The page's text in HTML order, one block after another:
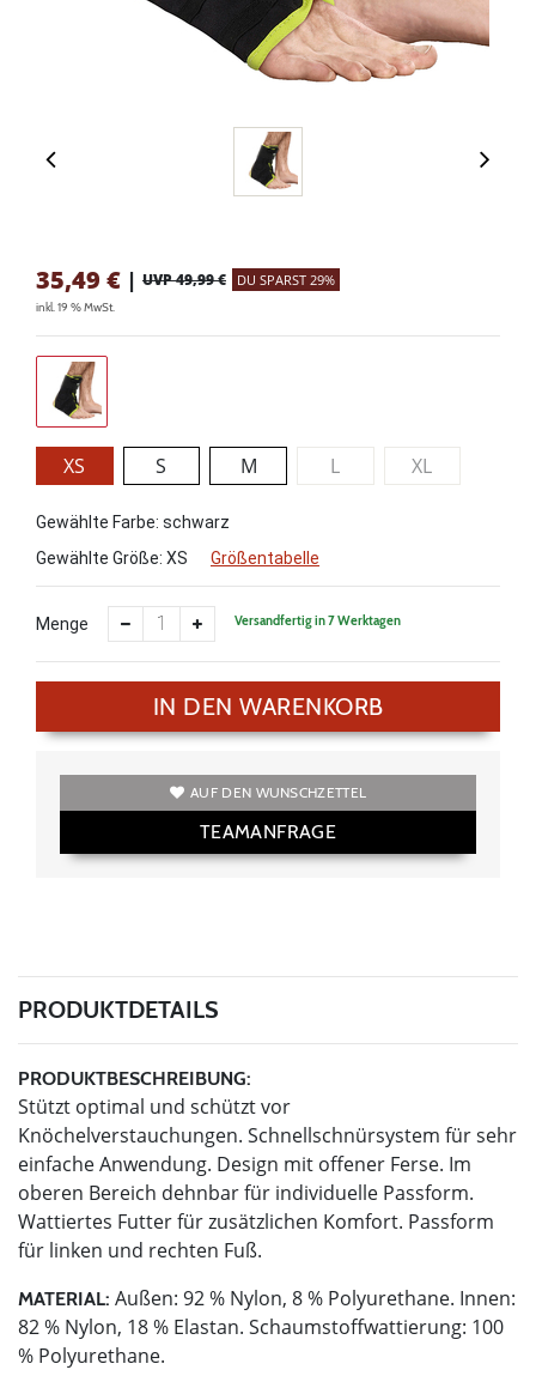
35,49 € | UVP 49,99 € DU SPARST 29%
inkl. 19 % MwSt.
XS S M L XL
Gewählte Farbe: schwarz
Gewählte Größe: XS Größentabelle
Menge Versandfertig in 7 Werktagen
IN DEN WARENKORB
AUF DEN WUNSCHZETTEL
TEAMANFRAGE
PRODUKTDETAILS
PRODUKTBESCHREIBUNG:
Stützt optimal und schützt vor
Knöchelverstauchungen. Schnellschnürsystem für sehr
einfache Anwendung. Design mit offener Ferse. Im
oberen Bereich dehnbar für individuelle Passform.
Wattiertes Futter für zusätzlichen Komfort. Passform
für linken und rechten Fuß.
MATERIAL: Außen: 92 % Nylon, 8 % Polyurethane. Innen:
82 % Nylon, 18 % Elastan. Schaumstoffwattierung: 100
% Polyurethane.